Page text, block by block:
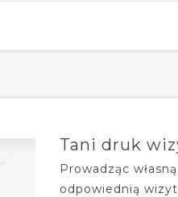
Tani druk
Prowadząc
odpowiednią